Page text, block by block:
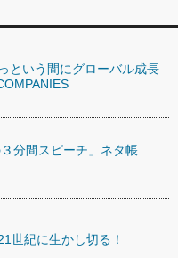
という間にグローバル成長
分間スピーチ」ネタ帳
紀に生かし切る！